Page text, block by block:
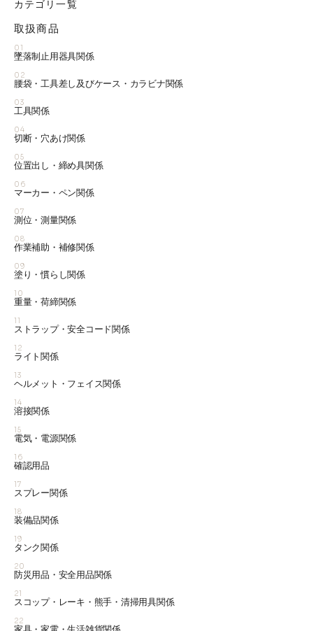
カテゴリ一覧
取扱商品
01
墜落制止用器具関係
02
腰袋・工具差し及びケース・カラビナ関係
03
工具関係
04
切断・穴あけ関係
05
位置出し・締め具関係
06
マーカー・ペン関係
07
測位・測量関係
08
作業補助・補修関係
09
塗り・慣らし関係
10
重量・荷締関係
11
ストラップ・安全コード関係
12
ライト関係
13
ヘルメット・フェイス関係
14
溶接関係
15
電気・電源関係
16
確認用品
17
スプレー関係
18
装備品関係
19
タンク関係
20
防災用品・安全用品関係
21
スコップ・レーキ・熊手・清掃用具関係
22